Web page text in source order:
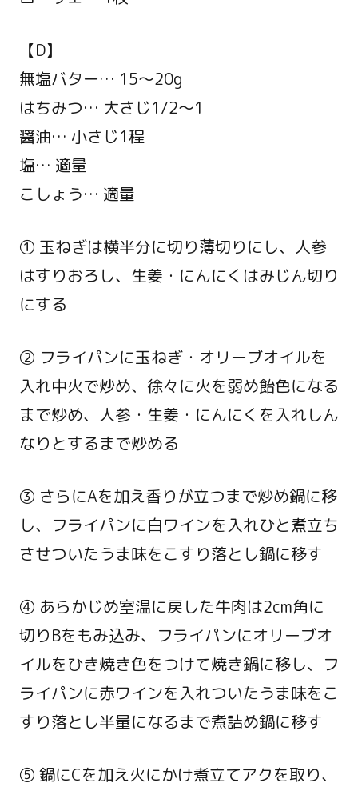
【D】
無塩バター… 15～20g
はちみつ… 大さじ1/2～1
醤油… 小さじ1程
塩… 適量
こしょう… 適量
① 玉ねぎは横半分に切り薄切りにし、人参
はすりおろし、生姜・にんにくはみじん切り
にする
② フライパンに玉ねぎ・オリーブオイルを
入れ中火で炒め、徐々に火を弱め飴色になる
まで炒め、人参・生姜・にんにくを入れしん
なりとするまで炒める
③ さらにAを加え香りが立つまで炒め鍋に移
し、フライパンに白ワインを入れひと煮立ち
させついたうま味をこすり落とし鍋に移す
④ あらかじめ室温に戻した牛肉は2cm角に
切りBをもみ込み、フライパンにオリーブオ
イルをひき焼き色をつけて焼き鍋に移し、フ
ライパンに赤ワインを入れついたうま味をこ
すり落とし半量になるまで煮詰め鍋に移す
⑤ 鍋にCを加え火にかけ煮立てアクを取り、